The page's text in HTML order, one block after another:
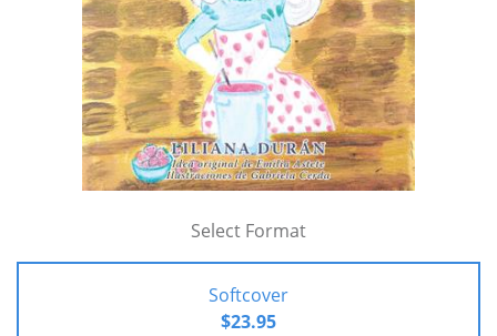
Select Format
Softcover
$23.95